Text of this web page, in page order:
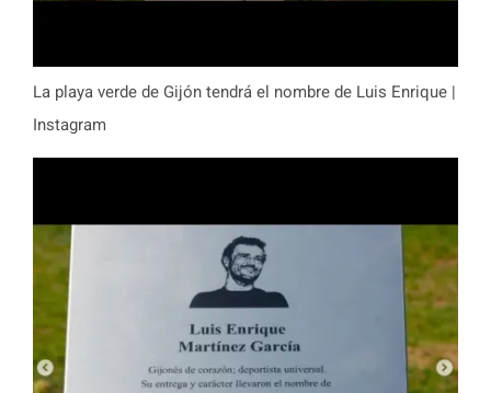
La playa verde de Gijón tendrá el nombre de Luis Enrique |
Instagram